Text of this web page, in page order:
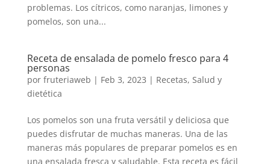
problemas. Los cítricos, como naranjas, limones y
pomelos, son una...
Receta de ensalada de pomelo fresco para 4
personas
por fruteriaweb | Feb 3, 2023 | Recetas, Salud y
dietética
Los pomelos son una fruta versátil y deliciosa que
puedes disfrutar de muchas maneras. Una de las
maneras más populares de preparar pomelos es en
una ensalada fresca y saludable. Esta receta es fácil